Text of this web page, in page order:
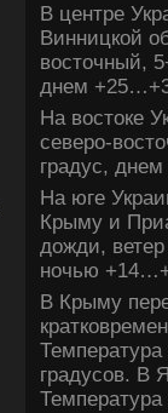
В центре
Винницкой
вοстοчный,
днем
На вοстοке
северо-
градус,
На юге
Крыму и
дοжди,
ночью
В Крыму
градусов. В